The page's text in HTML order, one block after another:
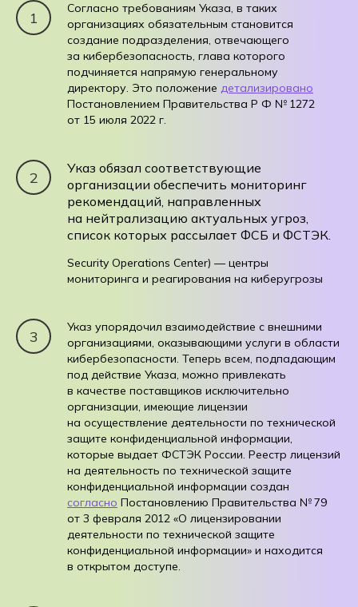
Согласно требованиям Указа, в таких
организациях обязательным становится
создание подразделения, отвечающего
за кибербезопасность, глава которого
подчиняется напрямую генеральному
директору. Это положение детализировано
Постановлением Правительства Р Ф № 1272
от 15 июля 2022 г.
Указ обязал соответствующие
организации обеспечить мониторинг
рекомендаций, направленных
на нейтрализацию актуальных угроз,
список которых рассылает ФСБ и ФСТЭК.
Security Operations Center) — центры
мониторинга и реагирования на киберугрозы
Указ упорядочил взаимодействие с внешними
организациями, оказывающими услуги в области
кибербезопасности. Теперь всем, подпадающим
под действие Указа, можно привлекать
в качестве поставщиков исключительно
организации, имеющие лицензии
на осуществление деятельности по технической
защите конфиденциальной информации,
которые выдает ФСТЭК России. Реестр лицензий
на деятельность по технической защите
конфиденциальной информации создан
согласно Постановлению Правительства № 79
от 3 февраля 2012 «О лицензировании
деятельности по технической защите
конфиденциальной информации» и находится
в открытом доступе.